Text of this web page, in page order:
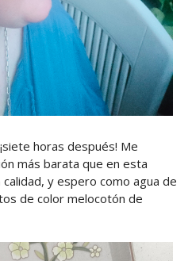
horas después! Me
más barata que en esta
y espero como agua de
de color melocotón de